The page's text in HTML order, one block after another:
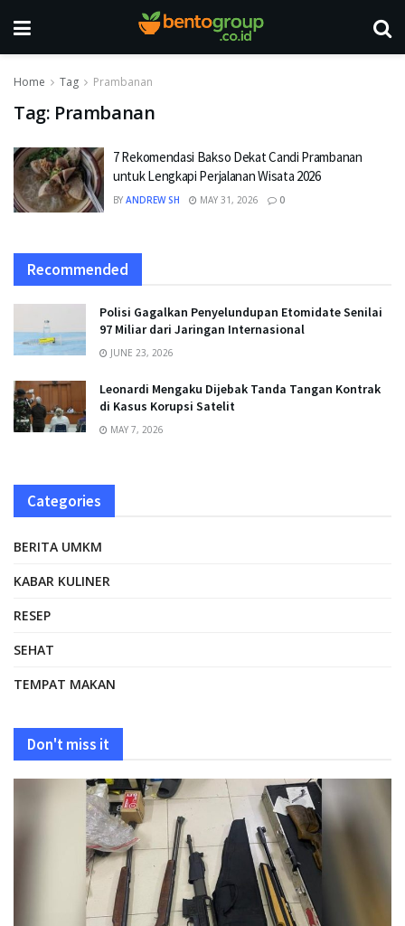
Home Tag Prambanan
Tag: Prambanan
7 Rekomendasi Bakso Dekat Candi Prambanan
untuk Lengkapi Perjalanan Wisata 2026
BY ANDREW SH MAY 31, 2026 0
Recommended
Polisi Gagalkan Penyelundupan Etomidate Senilai
97 Miliar dari Jaringan Internasional
JUNE 23, 2026
Leonardi Mengaku Dijebak Tanda Tangan Kontrak
di Kasus Korupsi Satelit
MAY 7, 2026
Categories
BERITA UMKM
KABAR KULINER
RESEP
SEHAT
TEMPAT MAKAN
Don't miss it